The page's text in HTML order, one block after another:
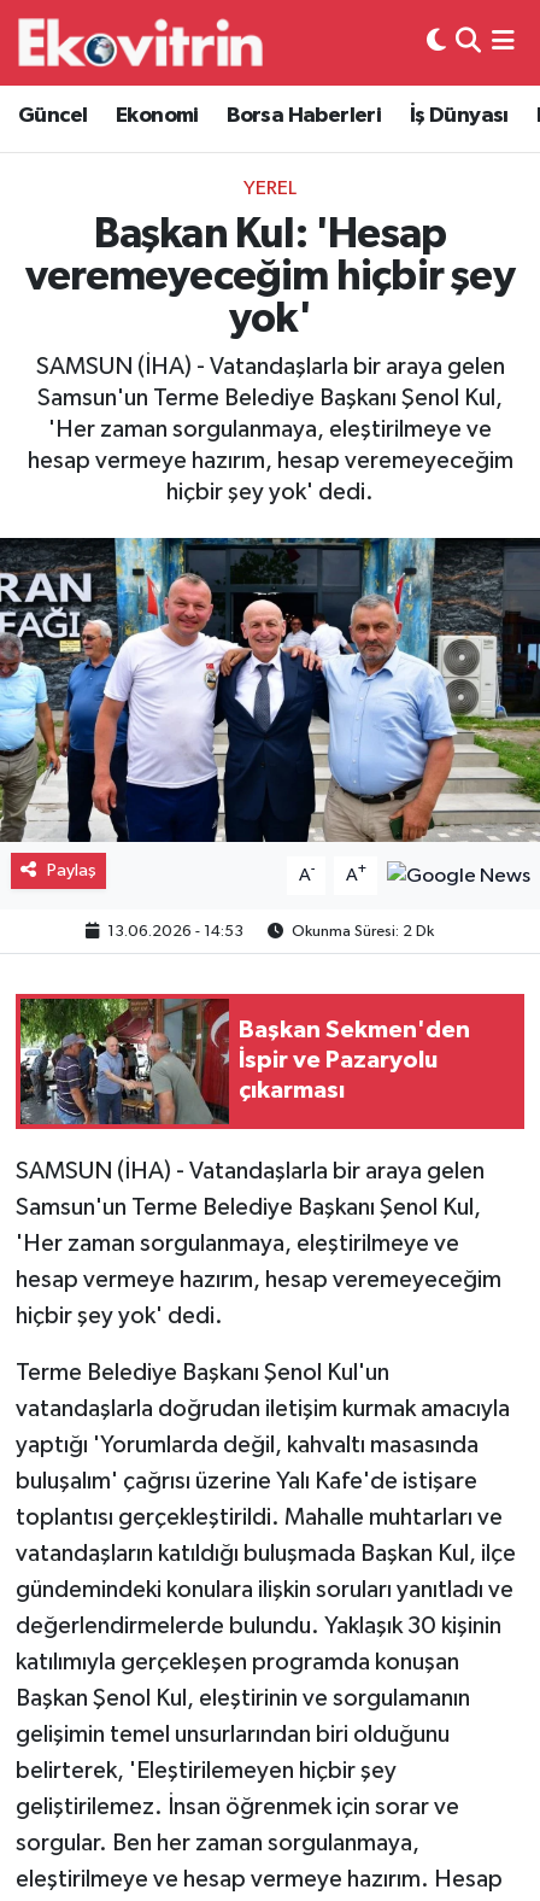
Güncel Ekonomi Borsa Haberleri İş Dünyası
YEREL
Başkan Kul: 'Hesap
veremeyeceğim hiçbir şey
yok'
SAMSUN (İHA) - Vatandaşlarla bir araya gelen
Samsun'un Terme Belediye Başkanı Şenol Kul,
'Her zaman sorgulanmaya, eleştirilmeye ve
hesap vermeye hazırım, hesap veremeyeceğim
hiçbir şey yok' dedi.
Paylaş A- A+
13.06.2026 - 14:53 Okunma Süresi: 2 Dk
Başkan Sekmen'den
İspir ve Pazaryolu
çıkarması
SAMSUN (İHA) - Vatandaşlarla bir araya gelen
Samsun'un Terme Belediye Başkanı Şenol Kul,
'Her zaman sorgulanmaya, eleştirilmeye ve
hesap vermeye hazırım, hesap veremeyeceğim
hiçbir şey yok' dedi.
Terme Belediye Başkanı Şenol Kul'un
vatandaşlarla doğrudan iletişim kurmak amacıyla
yaptığı 'Yorumlarda değil, kahvaltı masasında
buluşalım' çağrısı üzerine Yalı Kafe'de istişare
toplantısı gerçekleştirildi. Mahalle muhtarları ve
vatandaşların katıldığı buluşmada Başkan Kul, ilçe
gündemindeki konulara ilişkin soruları yanıtladı ve
değerlendirmelerde bulundu. Yaklaşık 30 kişinin
katılımıyla gerçekleşen programda konuşan
Başkan Şenol Kul, eleştirinin ve sorgulamanın
gelişimin temel unsurlarından biri olduğunu
belirterek, 'Eleştirilemeyen hiçbir şey
geliştirilemez. İnsan öğrenmek için sorar ve
sorgular. Ben her zaman sorgulanmaya,
eleştirilmeye ve hesap vermeye hazırım. Hesap
Güncel
Ekonomi
Borsa Haberleri
İş Dünyası
Otovitrin
Asayiş
Gayrimenkul
Spor
Eğitim
Hava Durumu
Trafik Durumu
Süper Lig Puan Durumu ve Fikstür
Tüm Manşetler
Son Dakika Haberleri
Haber Arşivi